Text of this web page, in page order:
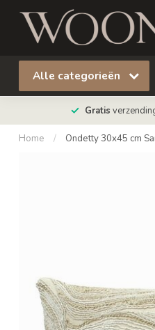
Alle categorieën
Gratis
Home / Ondetty 30x45 cm